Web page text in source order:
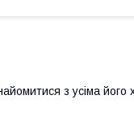
з усіма його